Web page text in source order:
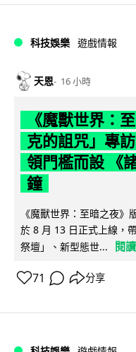
科技娛樂 遊戲情報
天恩 16 小時
《魔獸世界：
克的詛咒」專
領門檻而設 《
鐘
《魔獸世界：至暗之夜
於 8 月 13 日正式上線，
祭壇」、新型態世...
閱
71 分享